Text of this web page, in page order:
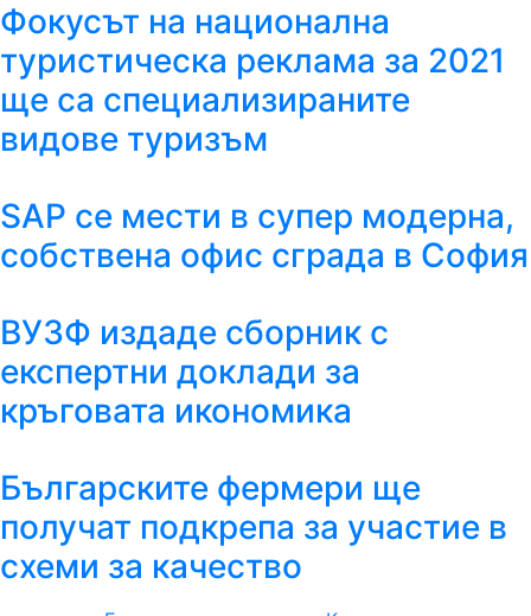
Фокусът на национална
туристическа реклама за 2021
ще са специализираните
видове туризъм
SAP се мести в супер модерна,
собствена офис сграда в София
ВУЗФ издаде сборник с
експертни доклади за
кръговата икономика
Българските фермери ще
получат подкрепа за участие в
схеми за качество